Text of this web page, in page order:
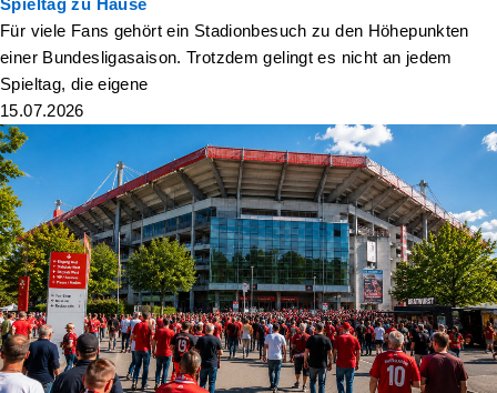
Für viele Fans gehört ein Stadionbesuch zu den Höhepunkten
einer Bundesligasaison. Trotzdem gelingt es nicht an jedem
Spieltag, die eigene
15.07.2026